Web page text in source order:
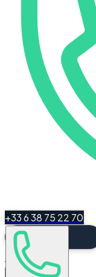
+33 6 38 75 22 70
Espace Client